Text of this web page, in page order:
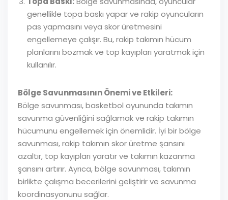
genellikle topa baskı yapar ve rakip oyuncuların
pas yapmasını veya skor üretmesini
engellemeye çalışır. Bu, rakip takımın hücum
planlarını bozmak ve top kayıpları yaratmak için
kullanılır.
Bölge Savunmasının Önemi ve Etkileri:
Bölge savunması, basketbol oyununda takımın
savunma güvenliğini sağlamak ve rakip takımın
hücumunu engellemek için önemlidir. İyi bir bölge
savunması, rakip takımın skor üretme şansını
azaltır, top kayıpları yaratır ve takımın kazanma
şansını artırır. Ayrıca, bölge savunması, takımın
birlikte çalışma becerilerini geliştirir ve savunma
koordinasyonunu sağlar.